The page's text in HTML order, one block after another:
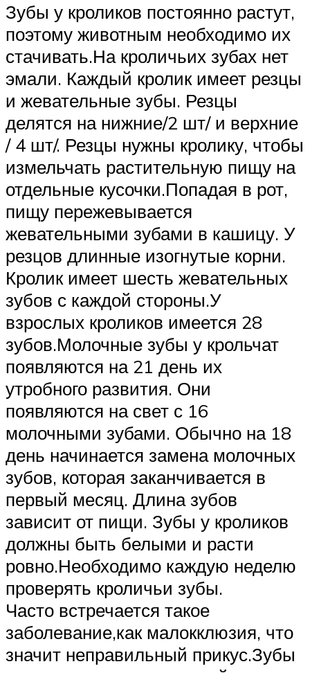
Зубы у кроликов постоянно растут,
поэтому животным необходимо их
стачивать.На кроличьих зубах нет
эмали. Каждый кролик имеет резцы
и жевательные зубы. Резцы
делятся на нижние/2 шт/ и верхние
/ 4 шт/. Резцы нужны кролику, чтобы
измельчать растительную пищу на
отдельные кусочки.Попадая в рот,
пищу пережевывается
жевательными зубами в кашицу. У
резцов длинные изогнутые корни.
Кролик имеет шесть жевательных
зубов с каждой стороны.У
взрослых кроликов имеется 28
зубов.Молочные зубы у крольчат
появляются на 21 день их
утробного развития. Они
появляются на свет с 16
молочными зубами. Обычно на 18
день начинается замена молочных
зубов, которая заканчивается в
первый месяц. Длина зубов
зависит от пищи. Зубы у кроликов
должны быть белыми и расти
ровно.Необходимо каждую неделю
проверять кроличьи зубы.
Часто встречается такое
заболевание,как малокклюзия, что
значит неправильный прикус.Зубы